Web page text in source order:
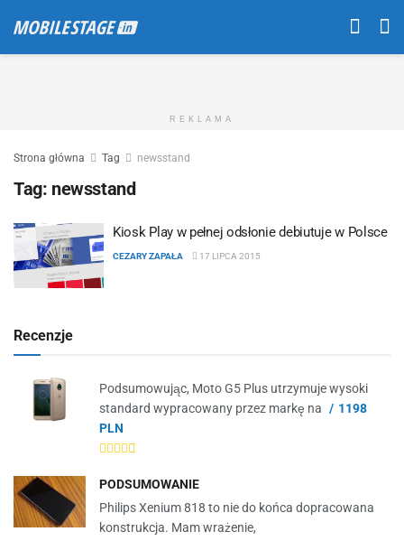
REKLAMA
Strona główna Tag newsstand
Tag: newsstand
Kiosk Play w pełnej odsłonie debiutuje w Polsce
CEZARY ZAPAŁA 17 LIPCA 2015
Recenzje
Podsumowując, Moto G5 Plus utrzymuje wysoki
standard wypracowany przez markę na
1198
PLN
PODSUMOWANIE
Philips Xenium 818 to nie do końca dopracowana
konstrukcja. Mam wrażenie,